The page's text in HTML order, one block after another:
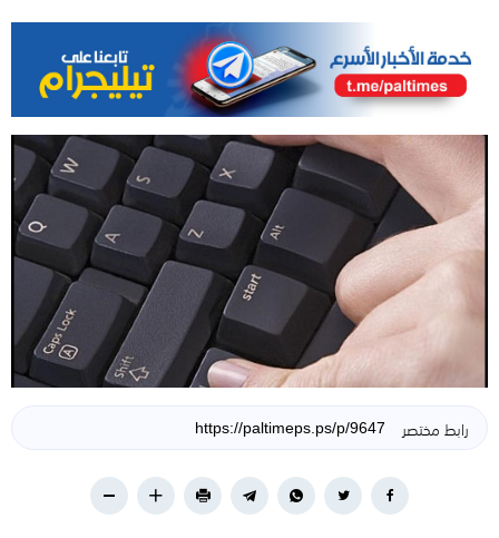
رابط مختصر